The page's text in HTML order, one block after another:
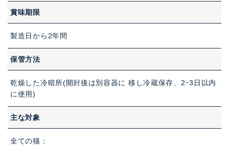
賞味期限
製造日から2年間
保管方法
乾燥した冷暗所(開封後は別容器に 移し冷蔵保存、2･3日以内
に使用)
主な対象
全ての猫：